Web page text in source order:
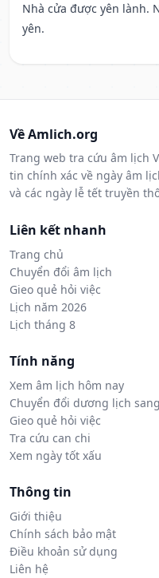
Nhà cửa được yên lành.
yên.
Về Amlich.org
Trang web tra cứu âm lịch
tin chính xác về ngày âm
và các ngày lễ tết truyền
Liên kết nhanh
Trang chủ
Chuyển đổi âm lịch
Gieo quẻ hỏi việc
Lịch năm 2026
Lịch tháng 8
Tính năng
Xem âm lịch hôm nay
Chuyển đổi dương lịch
Gieo quẻ hỏi việc
Tra cứu can chi
Xem ngày tốt xấu
Thông tin
Giới thiệu
Chính sách bảo mật
Điều khoản sử dụng
Liên hệ